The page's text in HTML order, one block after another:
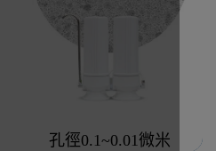
孔徑0.1~0.01微米